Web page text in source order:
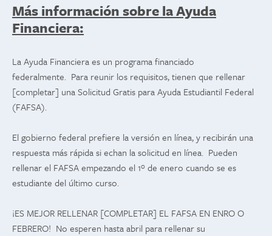
Más información sobre la Ayuda
Financiera:
La Ayuda Financiera es un programa financiado
federalmente. Para reunir los requisitos, tienen que rellenar
[completar] una Solicitud Gratis para Ayuda Estudiantil Federal
(FAFSA).
El gobierno federal prefiere la versión en línea, y recibirán una
respuesta más rápida si echan la solicitud en línea. Pueden
rellenar el FAFSA empezando el 1º de enero cuando se es
estudiante del último curso.
¡ES MEJOR RELLENAR [COMPLETAR] EL FAFSA EN ENRO O
FEBRERO! No esperen hasta abril para rellenar su